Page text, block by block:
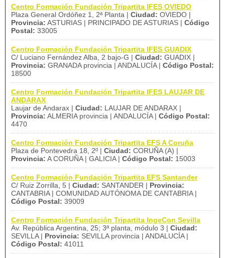
Centro Formación Fundación Tripartita IFES OVIEDO
Plaza General Ordóñez 1, 2ª Planta | Ciudad: OVIEDO |
Provincia: ASTURIAS | PRINCIPADO DE ASTURIAS | Código
Postal: 33005
Centro Formación Fundación Tripartita IFES GUADIX
C/ Luciano Fernández Alba, 2 bajo-G | Ciudad: GUADIX |
Provincia: GRANADA provincia | ANDALUCÍA | Código Postal:
18500
Centro Formación Fundación Tripartita IFES LAUJAR DE
ANDARAX
Laujar de Andarax | Ciudad: LAUJAR DE ANDARAX |
Provincia: ALMERIA provincia | ANDALUCÍA | Código Postal:
4470
Centro Formación Fundación Tripartita EFS A Coruña
Plaza de Pontevedra 18, 2º | Ciudad: CORUÑA (A) |
Provincia: A CORUÑA | GALICIA | Código Postal: 15003
Centro Formación Fundación Tripartita EFS Santander
C/ Ruiz Zorrilla, 5 | Ciudad: SANTANDER | Provincia:
CANTABRIA | COMUNIDAD AUTÓNOMA DE CANTABRIA |
Código Postal: 39009
Centro Formación Fundación Tripartita IngeCon Sevilla
Av. República Argentina, 25; 3ª planta, módulo 3 | Ciudad:
SEVILLA | Provincia: SEVILLA provincia | ANDALUCÍA |
Código Postal: 41011